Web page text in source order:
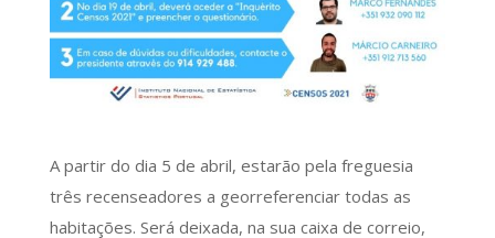
A partir do dia 5 de abril, estarão pela freguesia
três recenseadores a georreferenciar todas as
habitações. Será deixada, na sua caixa de correio,